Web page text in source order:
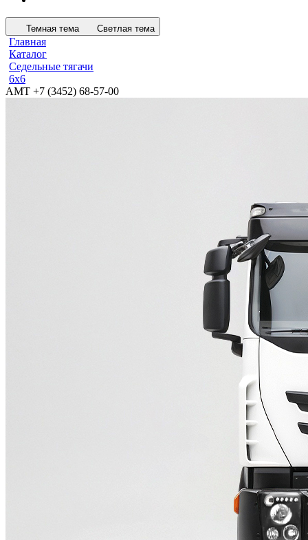
Темная тема Светлая тема
Главная
Каталог
Седельные тягачи
6x6
АМТ +7 (3452) 68-57-00